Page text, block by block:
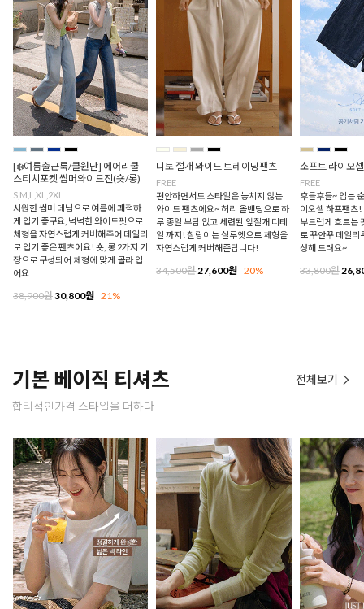
[❄️여름출근룩/쿨원단] 에어리쿨
스티치포켓 썸머와이드진(숏/롱)
S,M,L,XL,2XL
시원한 썸머 데님으로 여름에 쾌적하
게 입기 좋구요, 넉넉한 와이드핏으로
체형을 자연스럽게 커버해주어 데일리
로 입기 좋은 팬츠에요! 숏, 롱 2가지 기
장으로 구성되어 체형에 맞게 골라 입
어요
38,900원30,800원 21%
디토 절개 와이드 트레이닝팬츠
FREE
편안하면서도 스타일은 놓치지 않는
와이드 팬츠에요~ 허리 올밴딩으로 하
루 종일 부담 없고 세련된 앞절개 디테
일 까지! 찰랑이는 실루엣으로 체형을
자연스럽게 커버해준답니다!
34,500원27,600원 20%
소프트 라이오
FREE
후들후들~ 입는
이오셀 하프팬츠!
부드럽게 흐르는
로 꾸안꾸 데일리
성해 드려요~
33,800원
기본 베이직 티셔츠
합리적인가격 스타일을 더하다
전체보기